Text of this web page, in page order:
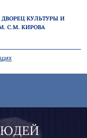
КУЛЬТУРЫ И
С.М. КИРОВА